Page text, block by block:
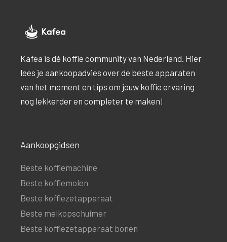
Kafea is dé koffie community van Nederland. Hier
lees je aankoopadvies over de beste apparaten
van het moment en tips om jouw koffie ervaring
nog lekkerder en completer te maken!
Aankoopgidsen
Beste koffiemachine
Beste koffiemolen
Beste koffiezetapparaat
Beste melkopschuimer
Beste koffiezetapparaat bonen